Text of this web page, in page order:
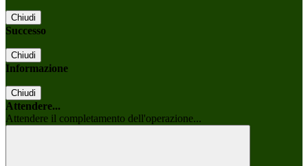
Chiudi
Successo
Chiudi
Informazione
Chiudi
Attendere...
Attendere il completamento dell'operazione...